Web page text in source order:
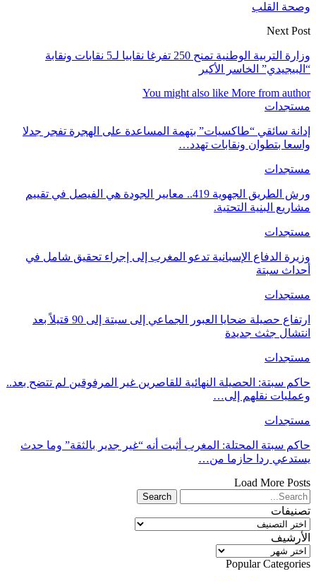
وصحة القلب
Next Post
وزارة التربية الوطنية تمنح 250 تفرغا نقابيا لـ5 نقابات ونقابة
“البيجيدي” الخاسر الأكبر
You might also like More from author
مستجدات
إدانة سائقي “طاكسيات” بتهمة المساعدة على الهجرة تفجر جدلا
واسعا بتطوان ونقابات تهدد…
مستجدات
ورش الطريق الجهوية 419.. معايير الجودة هي الفيصل في تقييم
مشاريع البنية التحتية.
مستجدات
وزيرة الدفاع الإسبانية تدعو المغرب إلى إجراء تحقيق شامل في
أحداث سبتة
مستجدات
ارتفاع حصيلة ضحايا العبور الجماعي إلى سبتة إلى 90 قتيلاً بعد
انتشال جثث جديدة
مستجدات
حاكم سبتة: الحصيلة النهائية للقاصرين غير المرفوقين لم تتضح بعد..
وعمليات نقلهم إلى…
مستجدات
حاكم سبتة المحتلة: المغرب أثبت أنه “غير جدير بالثقة” وما حدث
يستدعي ردا حازما من…
Load More Posts
تصنيفات
تصنيفات
الأرشيف
الأرشيف
Popular Categories